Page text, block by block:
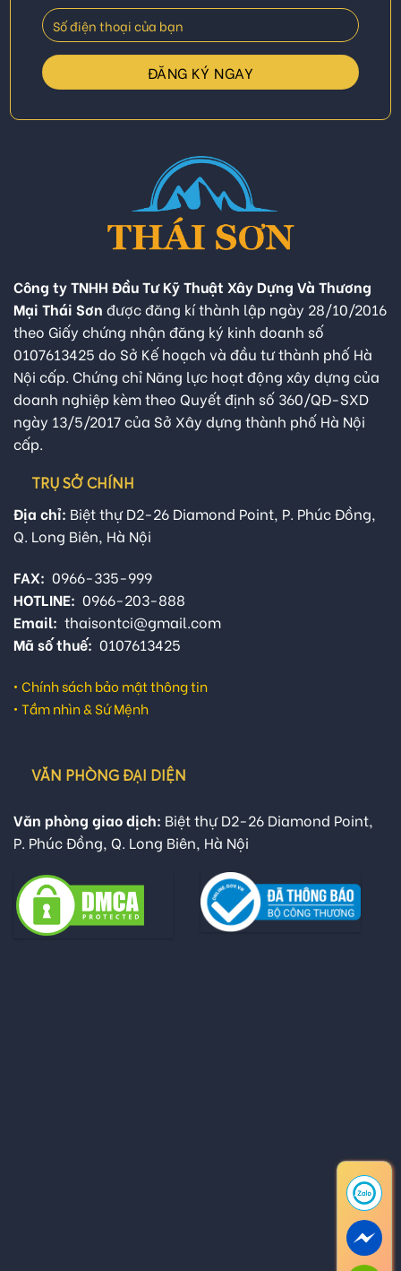
Công ty TNHH Đầu Tư Kỹ Thuật Xây Dựng Và Thương
Mại Thái Sơn được đăng kí thành lập ngày 28/10/2016
theo Giấy chứng nhận đăng ký kinh doanh số
0107613425 do Sở Kế hoạch và đầu tư thành phố Hà
Nội cấp. Chứng chỉ Năng lực hoạt động xây dựng của
doanh nghiệp kèm theo Quyết định số 360/QĐ-SXD
ngày 13/5/2017 của Sở Xây dựng thành phố Hà Nội
cấp.
TRỤ SỞ CHÍNH
Địa chỉ: Biệt thự D2-26 Diamond Point, P. Phúc Đồng,
Q. Long Biên, Hà Nội
FAX: 0966-335-999
HOTLINE: 0966-203-888
Email: thaisontci@gmail.com
Mã số thuế: 0107613425
• Chính sách bảo mật thông tin
• Tầm nhìn & Sứ Mệnh
VĂN PHÒNG ĐẠI DIỆN
Văn phòng giao dịch: Biệt thự D2-26 Diamond Point,
P. Phúc Đồng, Q. Long Biên, Hà Nội